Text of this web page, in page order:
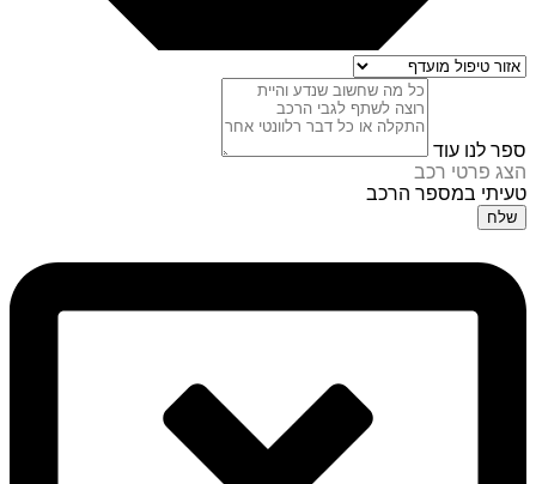
ספר לנו עוד
הצג פרטי רכב
טעיתי במספר הרכב
שלח